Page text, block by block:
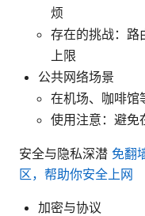
烦
存在的挑战：路
上限
公共网络场景
在机场、咖啡馆
使用注意：避免
安全与隐私深潜 免翻
区，帮助你安全上网
加密与协议